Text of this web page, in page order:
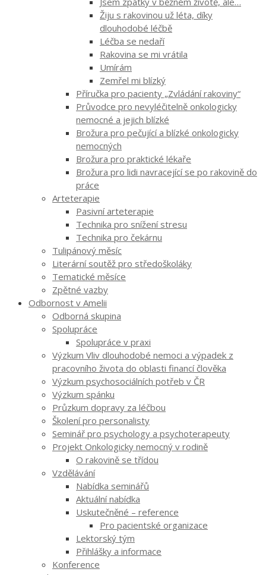
Žiju s rakovinou už léta, díky
dlouhodobé léčbě
Léčba se nedaří
Rakovina se mi vrátila
Umírám
Zemřel mi blízký
Příručka pro pacienty „Zvládání rakoviny“
Průvodce pro nevyléčitelně onkologicky
nemocné a jejich blízké
Brožura pro pečující a blízké onkologicky
nemocných
Brožura pro praktické lékaře
Brožura pro lidi navracející se po rakovině do
práce
Arteterapie
Pasivní arteterapie
Technika pro snížení stresu
Technika pro čekárnu
Tulipánový měsíc
Literární soutěž pro středoškoláky
Tematické měsíce
Zpětné vazby
Odbornost v Amelii
Odborná skupina
Spolupráce
Spolupráce v praxi
Výzkum Vliv dlouhodobé nemoci a výpadek z
pracovního života do oblasti financí člověka
Výzkum psychosociálních potřeb v ČR
Výzkum spánku
Průzkum dopravy za léčbou
Školení pro personalisty
Seminář pro psychology a psychoterapeuty
Projekt Onkologicky nemocný v rodině
O rakovině se třídou
Vzdělávání
Nabídka seminářů
Aktuální nabídka
Uskutečněné – reference
Pro pacientské organizace
Lektorský tým
Přihlášky a informace
Konference